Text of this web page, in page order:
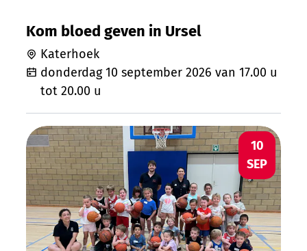
Kom bloed geven in Ursel
Katerhoek
donderdag 10 september 2026 van 17.00 u
tot 20.00 u
Initiatie basketbal (geboortejaar 2018-
DO
10
SEP